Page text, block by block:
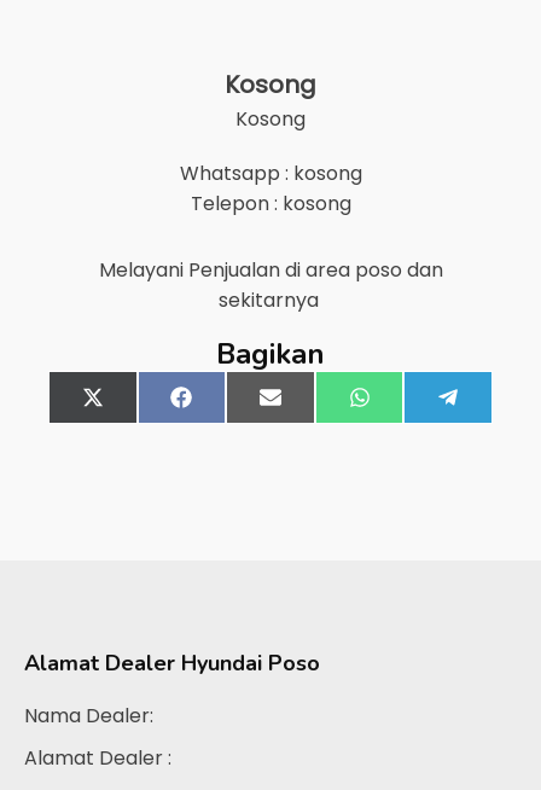
Kosong
Kosong
Whatsapp : kosong
Telepon : kosong
Melayani Penjualan di area poso dan
sekitarnya
Bagikan
Share
on
X
(Twitter)
Share
on
FacebookShare
on
Email Share
on
WhatsApp
on
Alamat Dealer Hyundai Poso
Nama Dealer:
Alamat Dealer :